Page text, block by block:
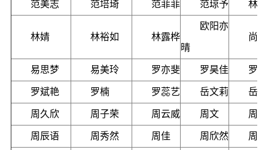
范美志 范培琦 范菲菲 范琼予 林
林婧 林裕如 林露桦
欧阳亦
晴
尚平
易思梦 易美玲 罗亦斐 罗昊佳 罗
罗斌艳 罗楠 罗蕊艺 岳文莉 岳
周久欣 周子荣 周云威 周文 周
周辰语 周秀然 周佳 周欣然 周